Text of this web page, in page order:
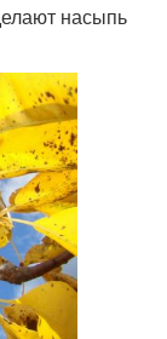
насыпь